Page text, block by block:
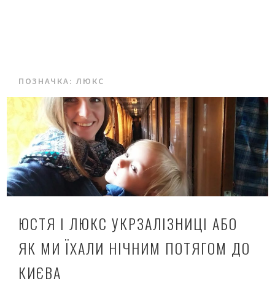
ПОЗНАЧКА:ЛЮКС
ЮСТЯ І ЛЮКС УКРЗАЛІЗНИЦІ АБО
ЯК МИ ЇХАЛИ НІЧНИМ ПОТЯГОМ ДО
КИЄВА